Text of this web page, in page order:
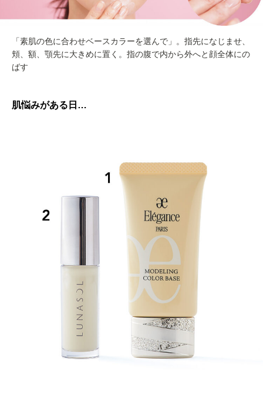
「素肌の色に合わせベースカラーを選んで」。指先になじませ、
頬、額、顎先に大きめに置く。指の腹で内から外へと顔全体にの
ばす
肌悩みがある日…